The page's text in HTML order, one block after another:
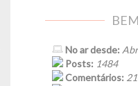
No ar desde:
Posts: 1484
Comentários: